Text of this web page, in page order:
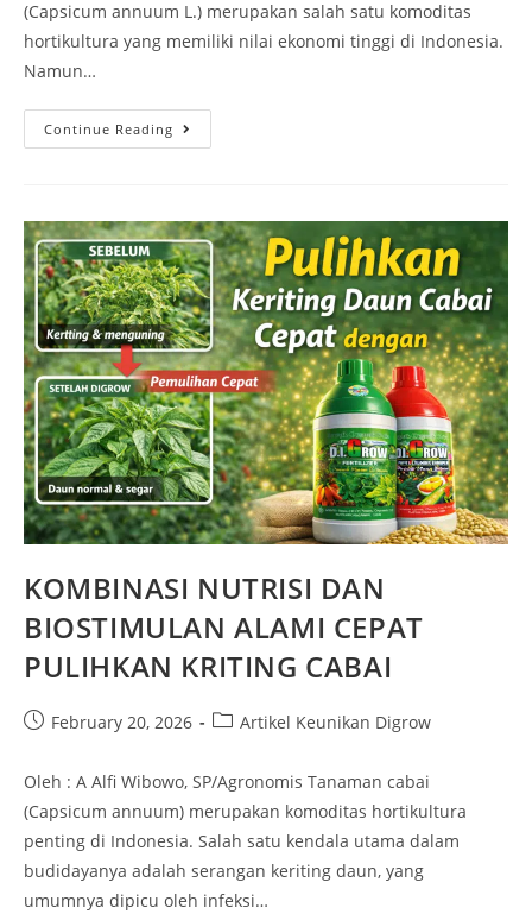
(Capsicum annuum L.) merupakan salah satu komoditas
hortikultura yang memiliki nilai ekonomi tinggi di Indonesia.
Namun…
Continue Reading
KOMBINASI NUTRISI DAN
BIOSTIMULAN ALAMI CEPAT
PULIHKAN KRITING CABAI
February 20, 2026 Artikel Keunikan Digrow
Oleh : A Alfi Wibowo, SP/Agronomis Tanaman cabai
(Capsicum annuum) merupakan komoditas hortikultura
penting di Indonesia. Salah satu kendala utama dalam
budidayanya adalah serangan keriting daun, yang
umumnya dipicu oleh infeksi…